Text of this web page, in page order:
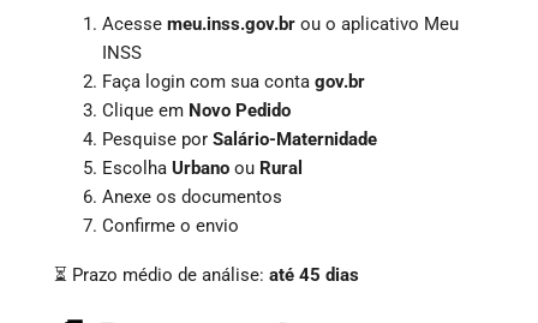
Acesse meu.inss.gov.br ou o aplicativo Meu
INSS
Faça login com sua conta gov.br
Clique em Novo Pedido
Pesquise por Salário-Maternidade
Escolha Urbano ou Rural
Anexe os documentos
Confirme o envio
⏳ Prazo médio de análise: até 45 dias